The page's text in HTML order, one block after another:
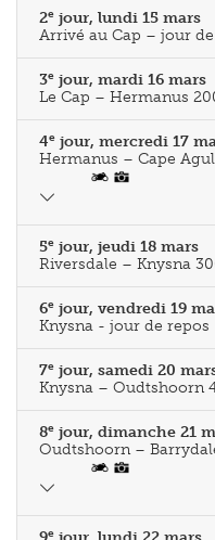
Le Cap – Hermanus
4 jour, mercredi 17
Hermanus – Cape
5ejour, jeudi 18 mars
Riversdale – Knysna
6 jour, vendredi 19
Knysna - jour de repos
7 jour, samedi 20
Knysna – Oudtshoorn
8 jour, dimanche 21
Oudtshoorn –
9ejour, lundi 22 mars
Montagu –
10 jour, mardi 23 mars
Franschhoek – jour de